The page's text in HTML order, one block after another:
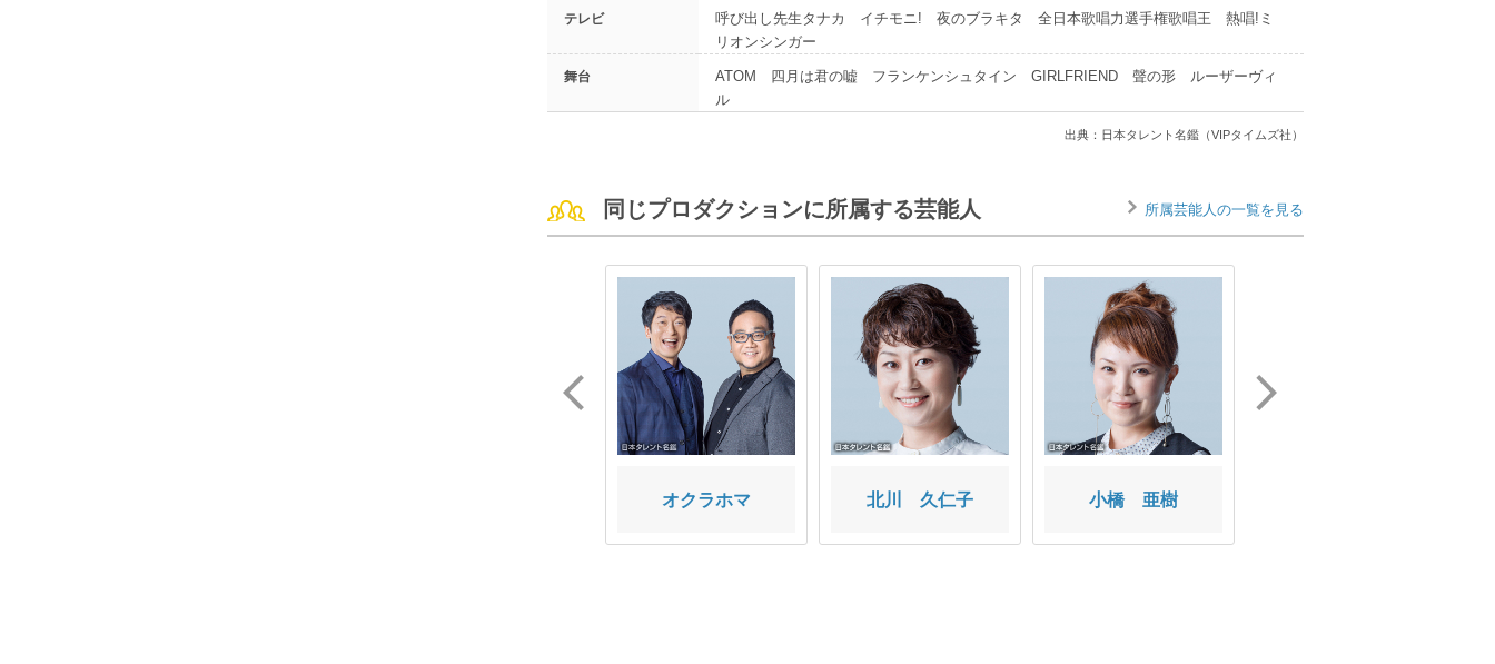
テレビ
呼び出し先生タナカ イチモニ! 夜のブラキタ 全日本歌唱力選手権歌唱王 熱唱!ミ
リオンシンガー
舞台
ATOM 四月は君の嘘 フランケンシュタイン GIRLFRIEND 聲の形 ルーザーヴィ
ル
出典：日本タレント名鑑（VIPタイムズ社）
同じプロダクションに所属する芸能人 所属芸能人の一覧を見る
オクラホマ 北川 久仁子 小橋 亜樹